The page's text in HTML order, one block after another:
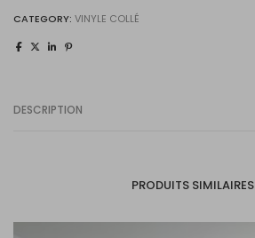
quantity
CATEGORY: VINYLE COLLÉ
DESCRIPTION
PRODUITS SIMILAIRES